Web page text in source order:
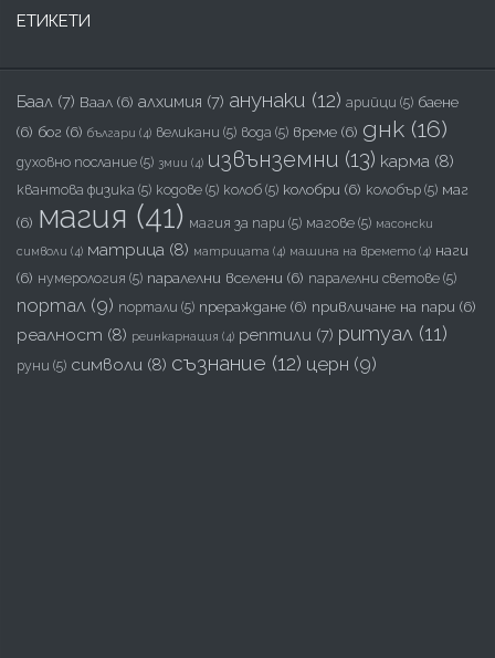
ЕТИКЕТИ
Баал (7) Ваал (6) алхимия (7) анунаки (12) арийци (5) баене
(6) бог (6) българи (4) великани (5) вода (5) време (6) днк (16)
духовно послание (5) змии (4) извънземни (13) карма (8)
квантова физика (5) кодове (5) колоб (5) колобри (6) колобър (5) маг
(6) магия (41) магия за пари (5) магове (5) масонски
символи (4) матрица (8) матрицата (4) машина на времето (4) наги
(6) нумерология (5) паралелни вселени (6) паралелни светове (5)
портал (9) портали (5) прераждане (6) привличане на пари (6)
реалност (8) реинкарнация (4) рептили (7) ритуал (11)
руни (5) символи (8) съзнание (12) церн (9)